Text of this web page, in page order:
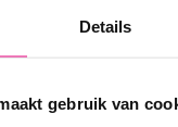
Details
gebruik van